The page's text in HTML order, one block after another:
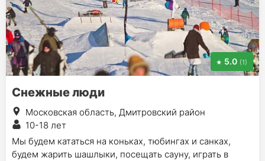
5.0 (1)
Снежные люди
Московская область, Дмитровский район
10-18 лет
Мы будем кататься на коньках, тюбингах и санках,
будем жарить шашлыки, посещать сауну, играть в